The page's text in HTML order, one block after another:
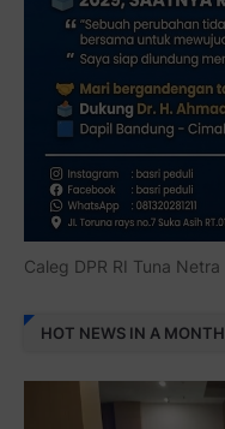
Caleg DPR RI Tuna Netra
HOT NEWS IN A MONTH